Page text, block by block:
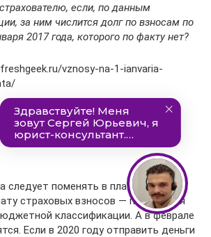
если, по данным
за ним числится долг по взносам по
2017 года, которого по факту нет?
vznosy-na-1-ianvaria-
взносам в пфр,
пени
следует поменять в платежных
страховых взносов — получателя
классификации. А в феврале
Если в 2020 году отправить деньги